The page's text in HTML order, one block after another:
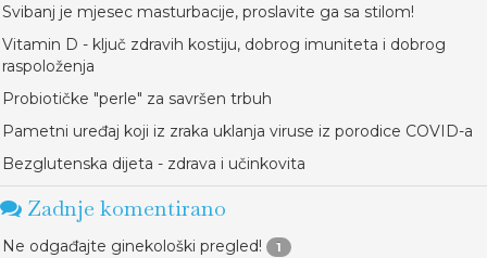
Svibanj je mjesec masturbacije, proslavite ga sa stilom!
Vitamin D - ključ zdravih kostiju, dobrog imuniteta i dobrog
raspoloženja
Probiotičke "perle" za savršen trbuh
Pametni uređaj koji iz zraka uklanja viruse iz porodice COVID-a
Bezglutenska dijeta - zdrava i učinkovita
Zadnje komentirano
Ne odgađajte ginekološki pregled! 1